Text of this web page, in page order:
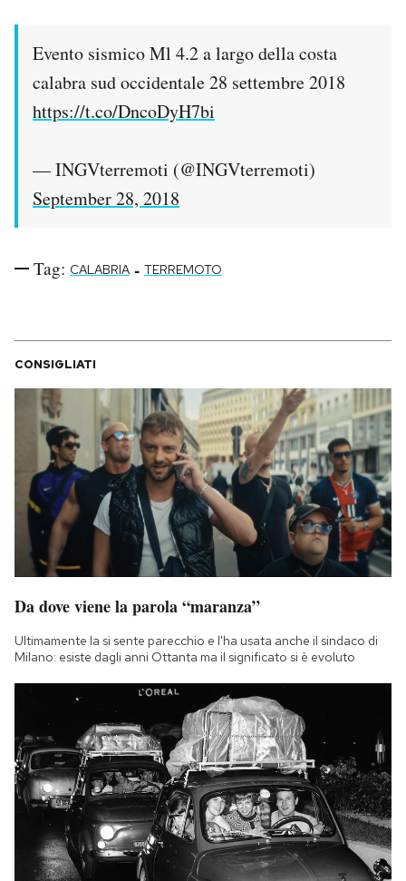
Esci
Evento sismico Ml 4.2 a largo della costa
calabra sud occidentale 28 settembre 2018
https://t.co/DncoDyH7bi
— INGVterremoti (@INGVterremoti)
September 28, 2018
Tag: CALABRIA - TERREMOTO
CONSIGLIATI
Da dove viene la parola “maranza”
Ultimamente la si sente parecchio e l'ha usata anche il sindaco di
Milano: esiste dagli anni Ottanta ma il significato si è evoluto